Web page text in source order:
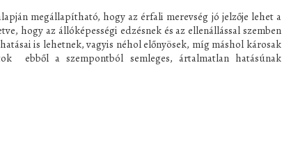
megállapítható, hogy az érfali merevség jó jelzője lehet a
hogy az állóképességi edzésnek és az ellenállással szemben
is lehetnek, vagyis néhol előnyösek, míg máshol károsak
ebből a szempontból semleges, ártalmatlan hatásúnak